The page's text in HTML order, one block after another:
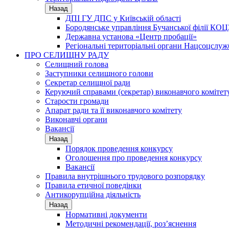
Назад
ДПІ ГУ ДПС у Київській області
Бородянське управління Бучанської філії
Державна установа «Центр пробації»
Регіональні територіальні органи
ПРО СЕЛИЩНУ РАДУ
Селищний голова
Заступники селищного голови
Секретар селищної ради
Керуючий справами (секретар) виконавчого
Старости громади
Апарат ради та її виконавчого комітету
Виконавчі органи
Вакансії
Назад
Порядок проведення конкурсу
Оголошення про проведення конкурсу
Вакансії
Правила внутрішнього трудового розпорядку
Правила етичної поведінки
Антикорупційна діяльність
Назад
Нормативні документи
Методичні рекомендації, роз’яснення